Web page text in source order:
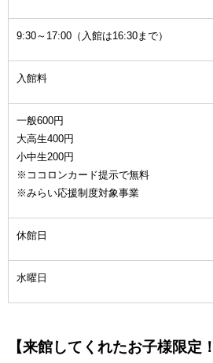
9:30～17:00（入館は16:30まで）
入館料
一般600円
大高生400円
小中生200円
※ココロンカード提示で無料
※みらい応援制度対象事業
休館日
水曜日
【来館してくれたお子様限